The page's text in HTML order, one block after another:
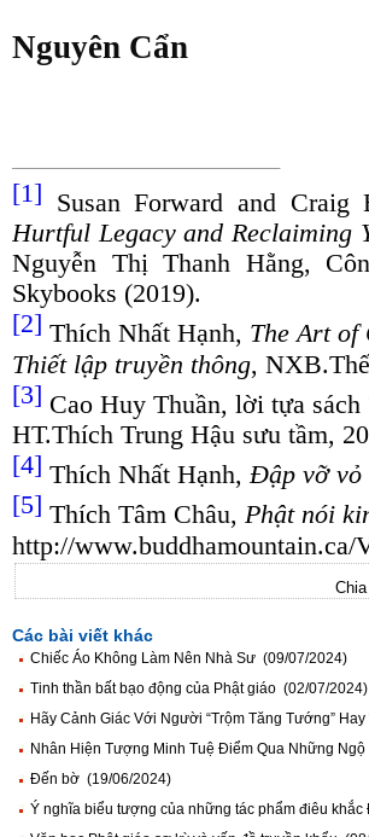
Nguyên Cẩn
[1] Susan Forward and Craig
Hurtful Legacy and Reclaiming
Nguyễn Thị Thanh Hằng,
Skybooks (2019).
[2] Thích Nhất Hạnh, The Art of
Thiết lập truyền thông,
[3] Cao Huy Thuần, lời tựa sách
HT.Thích Trung Hậu sưu tầm,
[4] Thích Nhất Hạnh,Đập vỡ vỏ
[5] Thích Tâm Châu, Phật nói
http://www.buddhamountain.ca/
Các bài viết khác
Chiếc Áo Không Làm Nên Nhà Sư (09/07/2024)
Tinh thần bất bạo động của Phật giáo (02/07/2024)
Hãy Cảnh Giác Với Người “Trộm Tăng Tướng”
Nhân Hiện Tượng Minh Tuệ Điểm Qua Những
Đến bờ (19/06/2024)
Ý nghĩa biểu tượng của những tác phẩm điêu